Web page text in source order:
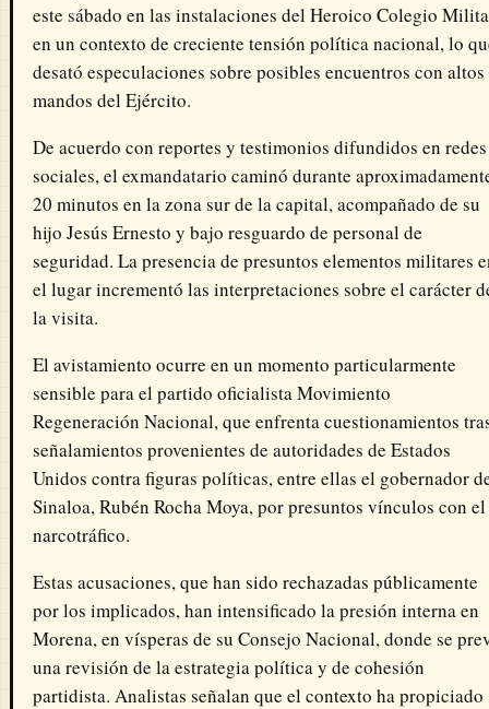
este sábado en las instalaciones del Heroico Colegio
en un contexto de creciente tensión política nacional, lo
desató especulaciones sobre posibles encuentros con altos
mandos del Ejército.
De acuerdo con reportes y testimonios difundidos en redes
sociales, el exmandatario caminó durante
20 minutos en la zona sur de la capital, acompañado de su
hijo Jesús Ernesto y bajo resguardo de personal de
seguridad. La presencia de presuntos elementos militares
el lugar incrementó las interpretaciones sobre el carácter
la visita.
El avistamiento ocurre en un momento particularmente
sensible para el partido oficialistaMovimiento
Regeneración Nacional, que enfrenta cuestionamientos
señalamientos provenientes de autoridades de Estados
Unidos contra figuras políticas, entre ellas el gobernador
Sinaloa,Rubén Rocha Moya, por presuntos vínculos con el
narcotráfico.
Estas acusaciones, que han sido rechazadas públicamente
por los implicados, han intensificado la presión interna en
Morena, en vísperas de su Consejo Nacional, donde se
una revisión de la estrategia política y de cohesión
partidista. Analistas señalan que el contexto ha propiciado